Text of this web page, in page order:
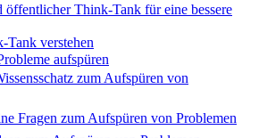
Think-Tank für eine bessere
verstehen
aufspüren
zum Aufspüren von
Fragen zum Aufspüren von Problemen